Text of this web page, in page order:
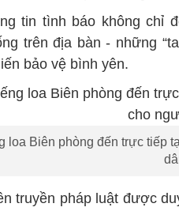
tin tình báo không chỉ
trên địa bàn - những
bảo vệ bình yên.
loa Biên phòng đến trực tiếp
truyền pháp luật được